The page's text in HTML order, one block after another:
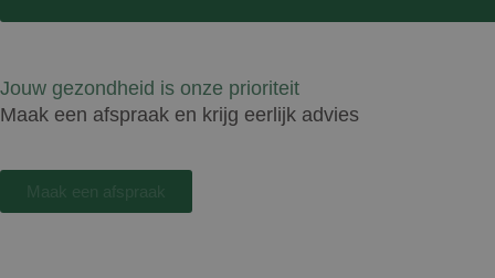
Jouw gezondheid is onze prioriteit
Maak een afspraak en krijg eerlijk advies